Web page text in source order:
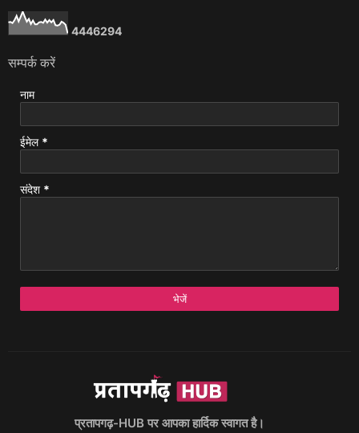
4446294
सम्पर्क करें
नाम
ईमेल *
संदेश *
प्रतापगढ़-HUB पर आपका हार्दिक स्वागत है।